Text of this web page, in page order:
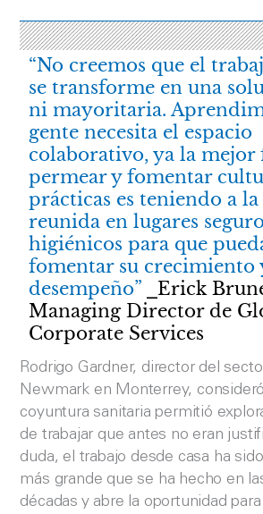
“No creemos que el
se transforme en una
ni mayoritaria.
gente necesita el espacio
colaborativo, ya la mejor
permear y fomentar
prácticas es teniendo a la
reunida en lugares
higiénicos para que
fomentar su crecimiento
desempeño”
⎯Erick
Managing Director de
Corporate Services
Rodrigo Gardner, director del
Newmark en Monterrey,
coyuntura sanitaria permitió
de trabajar que antes no eran
duda, el trabajo desde casa ha
más grande que se ha hecho en
décadas y abre la oportunidad